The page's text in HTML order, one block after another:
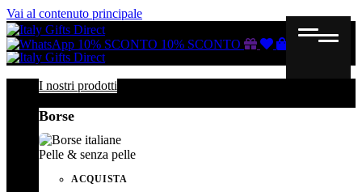
Vai al contenuto principale
10% SCONTO 10% SCONTO
Buono
ListaCarrello
I nostri prodotti
Borse
Pelle & senza pelle
ACQUISTA